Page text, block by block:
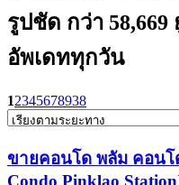
รูปชัด กว่า
อัพเดททุกวัน
12345678938
ขายคอนโด พลัม คอนโ
Condo Pinklao